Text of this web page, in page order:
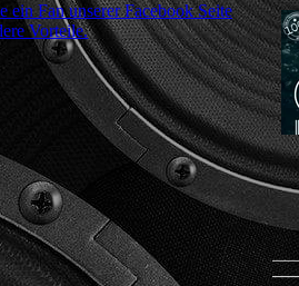
ein Fan unserer Facebook Seite
Vorteile.